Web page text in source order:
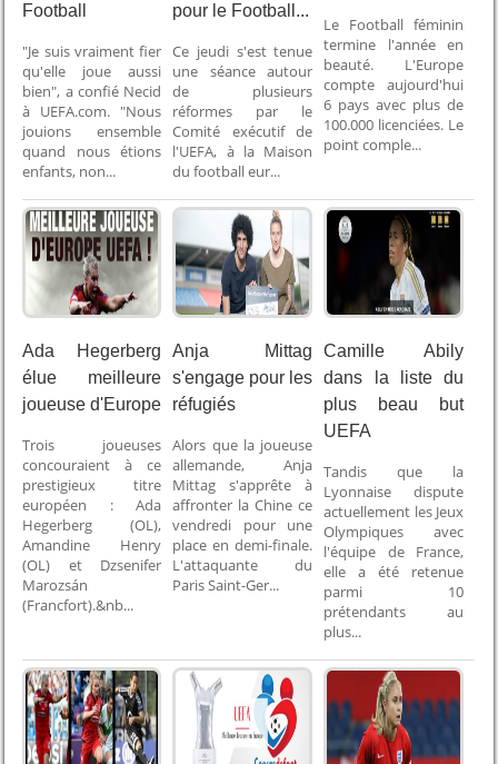
Football
"Je suis vraiment fier
qu'elle joue aussi
bien", a confié Necid
à UEFA.com. "Nous
jouions ensemble
quand nous étions
enfants, non...
pour le Football...
Ce jeudi s'est tenue
une séance autour
de plusieurs
réformes par le
Comité exécutif de
l'UEFA, à la Maison
du football eur...
Le Football féminin
termine l'année en
beauté. L'Europe
compte aujourd'hui
6 pays avec plus de
100.000 licenciées. Le
point comple...
Ada Hegerberg
élue meilleure
joueuse d'Europe
Trois joueuses
concouraient à ce
prestigieux titre
européen : Ada
Hegerberg (OL),
Amandine Henry
(OL) et Dzsenifer
Marozsán
(Francfort).&nb...
Anja Mittag
s'engage pour les
réfugiés
Alors que la joueuse
allemande, Anja
Mittag s'apprête à
affronter la Chine ce
vendredi pour une
place en demi-finale.
L'attaquante du
Paris Saint-Ger...
Camille Abily
dans la liste du
plus beau but
UEFA
Tandis que la
Lyonnaise dispute
actuellement les Jeux
Olympiques avec
l'équipe de France,
elle a été retenue
parmi 10
prétendants au
plus...